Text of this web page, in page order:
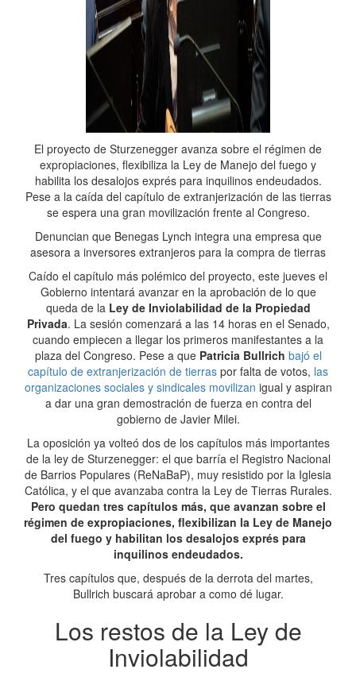
El proyecto de Sturzenegger avanza sobre el régimen de
expropiaciones, flexibiliza la Ley de Manejo del fuego y
habilita los desalojos exprés para inquilinos endeudados.
Pese a la caída del capítulo de extranjerización de las tierras
se espera una gran movilización frente al Congreso.
Denuncian que Benegas Lynch integra una empresa que
asesora a inversores extranjeros para la compra de tierras
Caído el capítulo más polémico del proyecto, este jueves el
Gobierno intentará avanzar en la aprobación de lo que
queda de la Ley de Inviolabilidad de la Propiedad
Privada. La sesión comenzará a las 14 horas en el Senado,
cuando empiecen a llegar los primeros manifestantes a la
plaza del Congreso. Pese a que Patricia Bullrich bajó el
capítulo de extranjerización de tierras por falta de votos, las
organizaciones sociales y sindicales movilizan igual y aspiran
a dar una gran demostración de fuerza en contra del
gobierno de Javier Milei.
La oposición ya volteó dos de los capítulos más importantes
de la ley de Sturzenegger: el que barría el Registro Nacional
de Barrios Populares (ReNaBaP), muy resistido por la Iglesia
Católica, y el que avanzaba contra la Ley de Tierras Rurales.
Pero quedan tres capítulos más, que avanzan sobre el
régimen de expropiaciones, flexibilizan la Ley de Manejo
del fuego y habilitan los desalojos exprés para
inquilinos endeudados.
Tres capítulos que, después de la derrota del martes,
Bullrich buscará aprobar a como dé lugar.
Los restos de la Ley de
Inviolabilidad